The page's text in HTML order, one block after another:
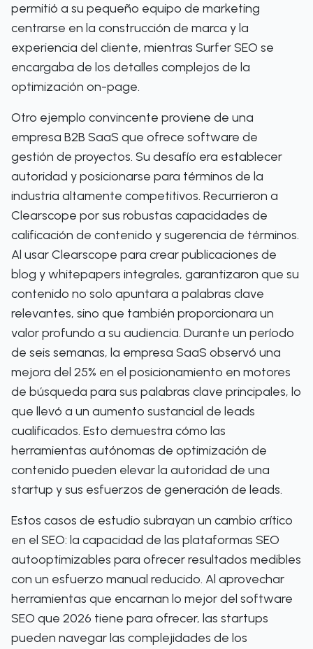
permitió a su pequeño equipo de marketing
centrarse en la construcción de marca y la
experiencia del cliente, mientras Surfer SEO se
encargaba de los detalles complejos de la
optimización on-page.
Otro ejemplo convincente proviene de una
empresa B2B SaaS que ofrece software de
gestión de proyectos. Su desafío era establecer
autoridad y posicionarse para términos de la
industria altamente competitivos. Recurrieron a
Clearscope por sus robustas capacidades de
calificación de contenido y sugerencia de términos.
Al usar Clearscope para crear publicaciones de
blog y whitepapers integrales, garantizaron que su
contenido no solo apuntara a palabras clave
relevantes, sino que también proporcionara un
valor profundo a su audiencia. Durante un período
de seis semanas, la empresa SaaS observó una
mejora del 25% en el posicionamiento en motores
de búsqueda para sus palabras clave principales, lo
que llevó a un aumento sustancial de leads
cualificados. Esto demuestra cómo las
herramientas autónomas de optimización de
contenido pueden elevar la autoridad de una
startup y sus esfuerzos de generación de leads.
Estos casos de estudio subrayan un cambio crítico
en el SEO: la capacidad de las plataformas SEO
autooptimizables para ofrecer resultados medibles
con un esfuerzo manual reducido. Al aprovechar
herramientas que encarnan lo mejor del software
SEO que 2026 tiene para ofrecer, las startups
pueden navegar las complejidades de los